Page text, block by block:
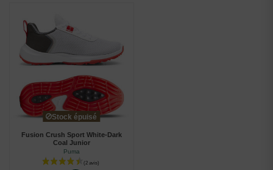
Stock épuisé
Fusion Crush Sport White-Dark
Coal Junior
Puma